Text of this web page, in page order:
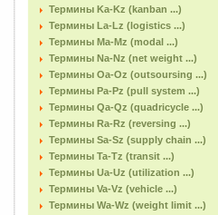
Термины Ka-Kz (kanban ...)
Термины La-Lz (logistics ...)
Термины Ma-Mz (modal ...)
Термины Na-Nz (net weight ...)
Термины Oa-Oz (outsoursing ...)
Термины Pa-Pz (pull system ...)
Термины Qa-Qz (quadricycle ...)
Термины Ra-Rz (reversing ...)
Термины Sa-Sz (supply chain ...)
Термины Ta-Tz (transit ...)
Термины Ua-Uz (utilization ...)
Термины Va-Vz (vehicle ...)
Термины Wa-Wz (weight limit ...)